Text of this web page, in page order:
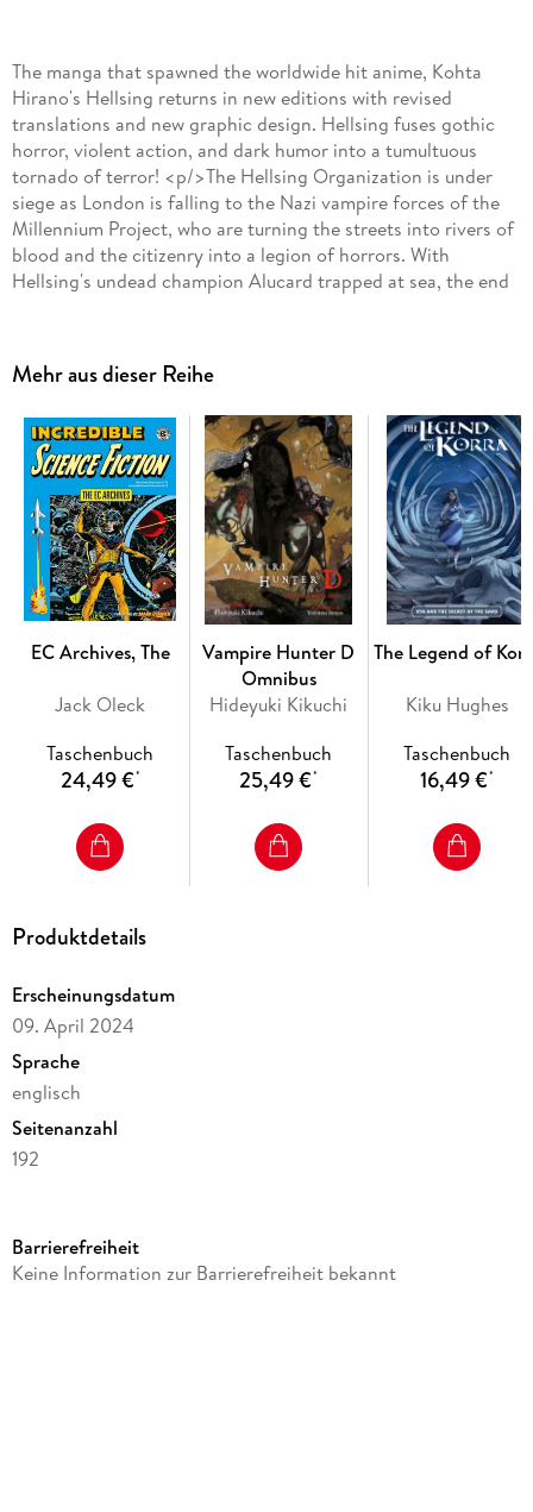
The manga that spawned the worldwide hit anime, Kohta
Hirano's Hellsing returns in new editions with revised
translations and new graphic design. Hellsing fuses gothic
horror, violent action, and dark humor into a tumultuous
tornado of terror! <p/>The Hellsing Organization is under
siege as London is falling to the Nazi vampire forces of the
Millennium Project, who are turning the streets into rivers of
blood and the citizenry into a legion of horrors. With
Hellsing's undead champion Alucard trapped at sea, the end
opportunity to strike and take down both Millennium and
Hellsing in one swift stroke!
Mehr aus dieser Reihe
EC Archives, The
Jack Oleck
Taschenbuch
24,49 €*
Vampire Hunter D
Omnibus
Hideyuki Kikuchi
Taschenbuch
25,49 €*
The Legend of
Kiku Hughes
Taschenbuch
16,49 €*
Produktdetails
Erscheinungsdatum
09. April 2024
Sprache
englisch
Seitenanzahl
192
Autor/Autorin
Barrierefreiheit
Keine Information zur Barrierefreiheit bekannt